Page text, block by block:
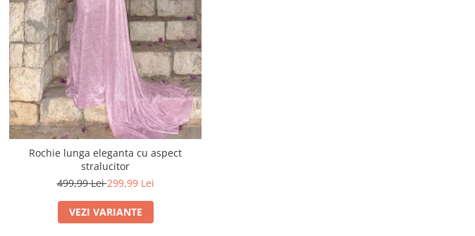
Rochie lunga eleganta cu aspect
stralucitor
499,99 Lei299,99 Lei
VEZI VARIANTE